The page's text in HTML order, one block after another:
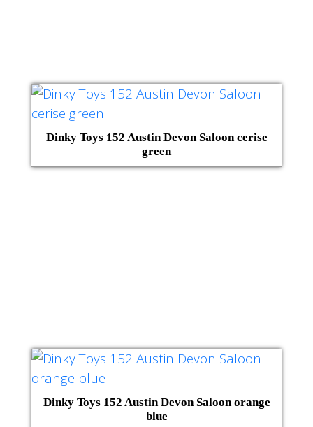
Dinky Toys 152 Austin Devon Saloon cerise
green
Dinky Toys 152 Austin Devon Saloon orange
blue